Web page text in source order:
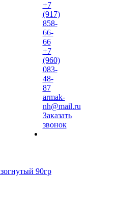
+7
(917)
858-
66-
66
+7
(960)
083-
48-
87
armak-
nh@mail.ru
Заказать
звонок
90гр